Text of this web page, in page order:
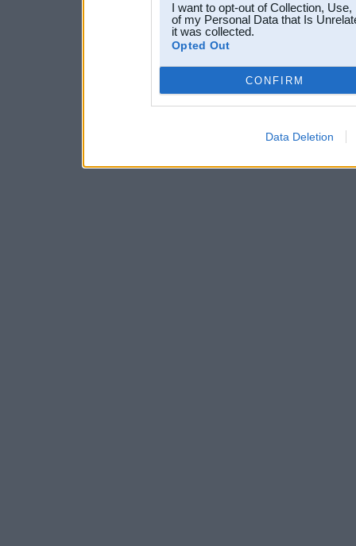
I want to opt-out of Collection,
of my Personal Data that Is
it was collected.
Opted Out
CONFIRM
Data Deletion